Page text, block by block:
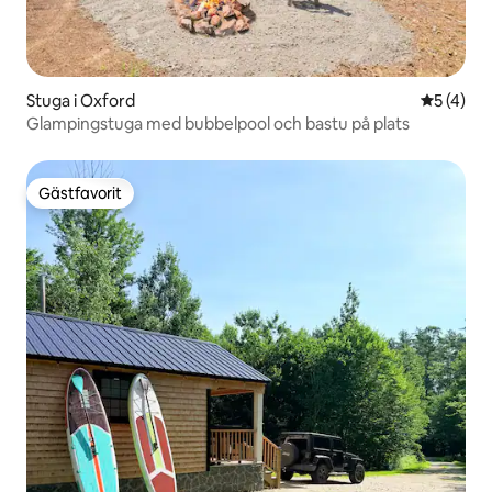
Stuga i Oxford 5 av 5 i
5 (4)
Glampingstuga med bubbelpool och bastu på plats
Gästfavorit
Gästfavorit